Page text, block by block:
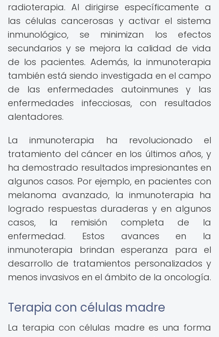
radioterapia. Al dirigirse específicamente a
las células cancerosas y activar el sistema
inmunológico, se minimizan los efectos
secundarios y se mejora la calidad de vida
de los pacientes. Además, la inmunoterapia
también está siendo investigada en el campo
de las enfermedades autoinmunes y las
enfermedades infecciosas, con resultados
alentadores.
La inmunoterapia ha revolucionado el
tratamiento del cáncer en los últimos años, y
ha demostrado resultados impresionantes en
algunos casos. Por ejemplo, en pacientes con
melanoma avanzado, la inmunoterapia ha
logrado respuestas duraderas y en algunos
casos, la remisión completa de la
enfermedad. Estos avances en la
inmunoterapia brindan esperanza para el
desarrollo de tratamientos personalizados y
menos invasivos en el ámbito de la oncología.
Terapia con células madre
La terapia con células madre es una forma